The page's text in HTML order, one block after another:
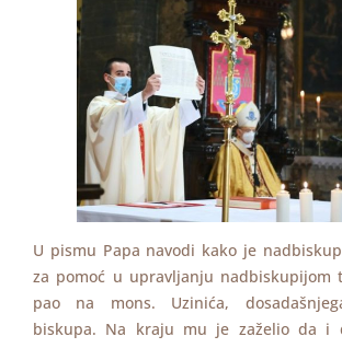
U pismu Papa navodi kako je
za pomoć u upravljanju nadbiskupijom
pao na mons. Uzinića,
biskupa. Na kraju mu je zaželio da i